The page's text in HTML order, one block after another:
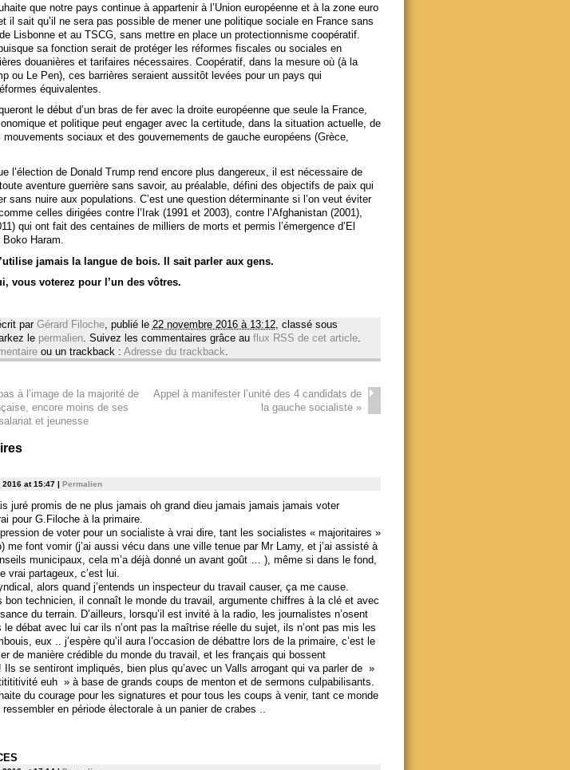
que notre pays continue à appartenir à l’Union européenne et à la zone euro
il sait qu’il ne sera pas possible de mener une politique sociale en France sans
Lisbonne et au TSCG, sans mettre en place un protectionnisme coopératif.
sa fonction serait de protéger les réformes fiscales ou sociales en
douanières et tarifaires nécessaires. Coopératif, dans la mesure où (à la
ou Le Pen), ces barrières seraient aussitôt levées pour un pays qui
équivalentes.
le début d’un bras de fer avec la droite européenne que seule la France,
et politique peut engager avec la certitude, dans la situation actuelle, de
mouvements sociaux et des gouvernements de gauche européens (Grèce,
l’élection de Donald Trump rend encore plus dangereux, il est nécessaire de
aventure guerrière sans savoir, au préalable, défini des objectifs de paix qui
sans nuire aux populations. C’est une question déterminante si l’on veut éviter
celles dirigées contre l’Irak (1991 et 2003), contre l’Afghanistan (2001),
qui ont fait des centaines de milliers de morts et permis l’émergence d’El
Haram.
jamais la langue de bois. Il sait parler aux gens.
vous voterez pour l’un des vôtres.
parGérard Filoche, publié le 22 novembre 2016 à 13:12, classé sous
le permalien. Suivez les commentaires grâce au flux RSS de cet article.
ou un trackback : Adresse du trackback.
à l’image de la majorité de
encore moins de ses
et jeunesse
Appel à manifester l’unité des 4 candidats de
la gauche socialiste»
at 15:47 | Permalien
juré promis de ne plus jamais oh grand dieu jamais jamais jamais voter
pour G.Filoche à la primaire.
de voter pour un socialiste à vrai dire, tant les socialistes « majoritaires »
me font vomir (j’ai aussi vécu dans une ville tenue par Mr Lamy, et j’ai assisté à
municipaux, cela m’a déjà donné un avant goût … ), même si dans le fond,
vrai partageux, c’est lui.
alors quand j’entends un inspecteur du travail causer, ça me cause.
bon technicien, il connaît le monde du travail, argumente chiffres à la clé et avec
du terrain. D’ailleurs, lorsqu’il est invité à la radio, les journalistes n’osent
le débat avec lui car ils n’ont pas la maîtrise réelle du sujet, ils n’ont pas mis les
eux .. j’espère qu’il aura l’occasion de débattre lors de la primaire, c’est le
de manière crédible du monde du travail, et les français qui bossent
Ils se sentiront impliqués, bien plus qu’avec un Valls arrogant qui va parler de »
euh » à base de grands coups de menton et de sermons culpabilisants.
du courage pour les signatures et pour tous les coups à venir, tant ce monde
en période électorale à un panier de crabes ..